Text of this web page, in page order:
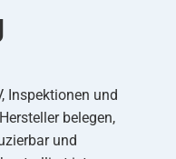
Inspektionen und
belegen,
und